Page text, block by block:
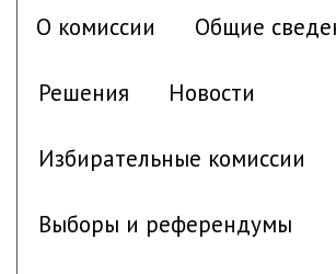
О комиссии Общие
Решения Новости
Избирательные комиссии
Выборы и референдумы